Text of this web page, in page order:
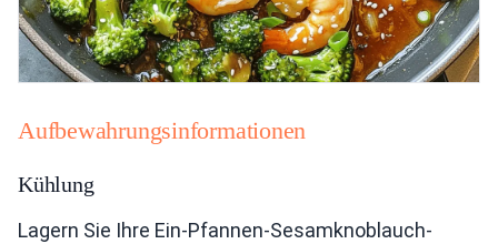
Aufbewahrungsinformationen
Kühlung
Lagern Sie Ihre Ein-Pfannen-Sesamknoblauch-